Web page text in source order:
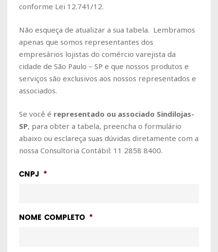
conforme Lei 12.741/12.
Não esqueça de atualizar a sua tabela. Lembramos
apenas que somos representantes dos
empresários lojistas do comércio varejista da
cidade de São Paulo – SP e que nossos produtos e
serviços são exclusivos aos nossos representados e
associados.
Se você é representado ou associado Sindilojas-
SP, para obter a tabela, preencha o formulário
abaixo ou esclareça suas dúvidas diretamente com a
nossa Consultoria Contábil: 11 2858 8400.
CNPJ *
NOME COMPLETO *